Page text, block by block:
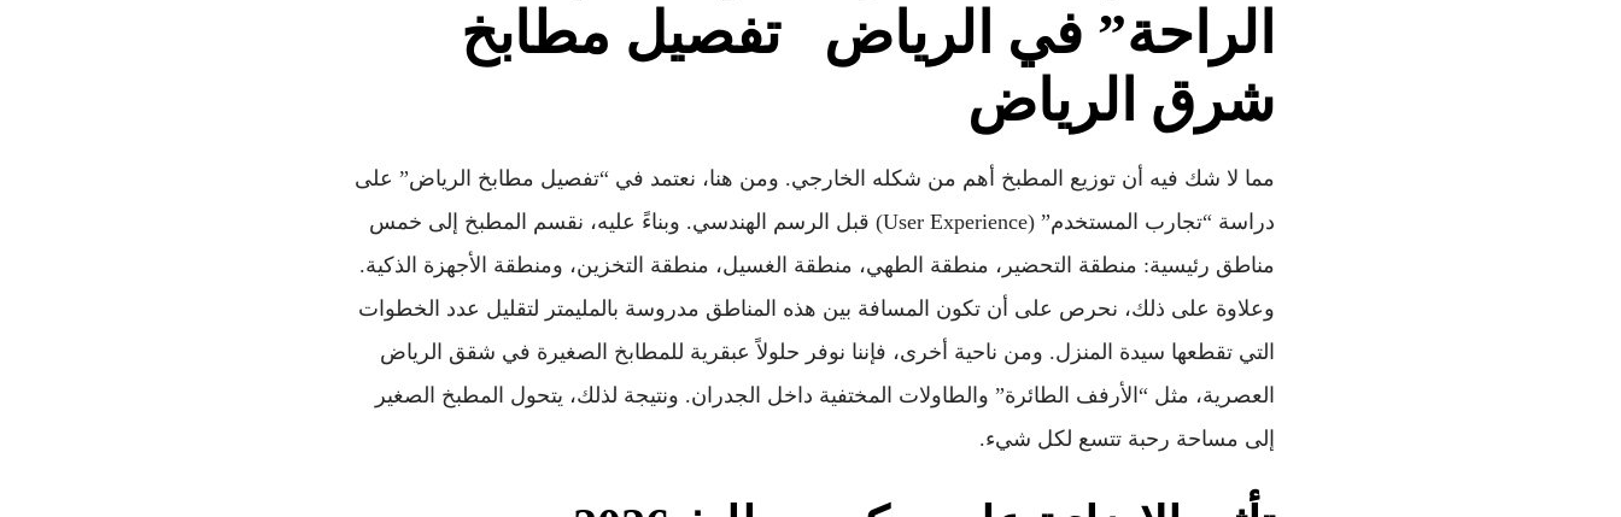
الراحة” في الرياضتفصيل مطابخ
شرق الرياض
مما لا شك فيه أن توزيع المطبخ أهم من شكله الخارجي. ومن هنا، نعتمد في “تفصيل مطابخ الرياض” على
دراسة “تجارب المستخدم” (User Experience) قبل الرسم الهندسي. وبناءً عليه، نقسم المطبخ إلى خمس
مناطق رئيسية: منطقة التحضير، منطقة الطهي، منطقة الغسيل، منطقة التخزين، ومنطقة الأجهزة الذكية.
وعلاوة على ذلك، نحرص على أن تكون المسافة بين هذه المناطق مدروسة بالمليمتر لتقليل عدد الخطوات
التي تقطعها سيدة المنزل. ومن ناحية أخرى، فإننا نوفر حلولاً عبقرية للمطابخ الصغيرة في شقق الرياض
العصرية، مثل “الأرفف الطائرة” والطاولات المختفية داخل الجدران. ونتيجة لذلك، يتحول المطبخ الصغير
إلى مساحة رحبة تتسع لكل شيء.